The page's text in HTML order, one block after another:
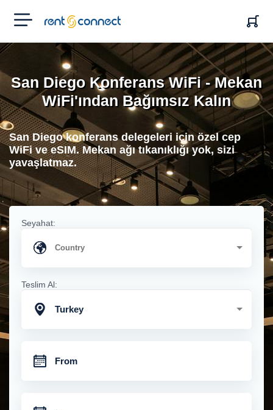
RENT'N
CONNECT
San Diego Konferans WiFi - Mekan
WiFi'ından Bağımsız Kalın
San Diego konferans delegeleri için özel cep
WiFi ve eSIM. Mekan ağı tıkanıklığı yok, sizi
yavaşlatmaz.
Seyahat:
Teslim Al:
Turkey